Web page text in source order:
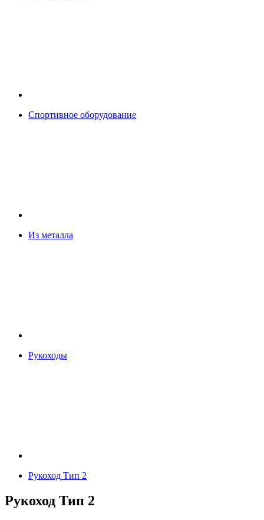
Спортивное оборудование
Из металла
Рукоходы
Рукоход Тип 2
Рукоход Тип 2